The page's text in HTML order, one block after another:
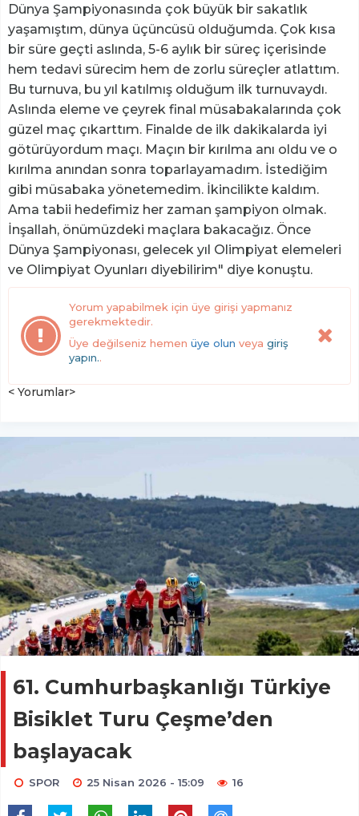
Dünya Şampiyonasında çok büyük bir sakatlık
yaşamıştım, dünya üçüncüsü olduğumda. Çok kısa
bir süre geçti aslında, 5-6 aylık bir süreç içerisinde
hem tedavi sürecim hem de zorlu süreçler atlattım.
Bu turnuva, bu yıl katılmış olduğum ilk turnuvaydı.
Aslında eleme ve çeyrek final müsabakalarında çok
güzel maç çıkarttım. Finalde de ilk dakikalarda iyi
götürüyordum maçı. Maçın bir kırılma anı oldu ve o
kırılma anından sonra toparlayamadım. İstediğim
gibi müsabaka yönetemedim. İkincilikte kaldım.
Ama tabii hedefimiz her zaman şampiyon olmak.
İnşallah, önümüzdeki maçlara bakacağız. Önce
Dünya Şampiyonası, gelecek yıl Olimpiyat elemeleri
ve Olimpiyat Oyunları diyebilirim" diye konuştu.
Yorum yapabilmek için üye girişi yapmanız
gerekmektedir.
Üye değilseniz hemen üye olun veya giriş
yapın..
< Yorumlar>
61. Cumhurbaşkanlığı Türkiye
Bisiklet Turu Çeşme’den
başlayacak
SPOR 25 Nisan 2026 - 15:09 16